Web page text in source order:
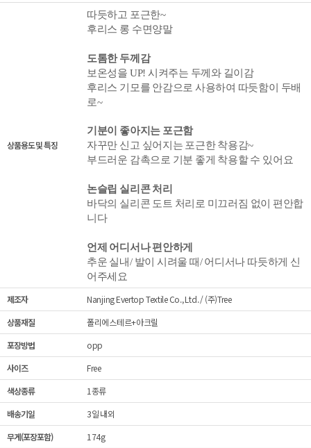
상품용도 및 특징
따듯하고 포근한~
후리스 롱 수면양말
도톰한 두께감
보온성을 UP! 시켜주는 두께와 길이감
후리스 기모를 안감으로 사용하여 따듯함이 두배
로~
기분이 좋아지는 포근함
자꾸만 신고 싶어지는 포근한 착용감~
부드러운 감촉으로 기분 좋게 착용할 수 있어요
논슬립 실리콘 처리
바닥의 실리콘 도트 처리로 미끄러짐 없이 편안합
니다
언제 어디서나 편안하게
추운 실내/ 발이 시려울 때/ 어디서나 따듯하게 신
어주세요
제조자
Nanjing Evertop Textile Co., Ltd. / (주)Tree
상품재질
폴리에스테르+아크릴
포장방법
opp
사이즈
Free
색상종류
1종류
배송기일
3일 내외
무게(포장포함)
174g